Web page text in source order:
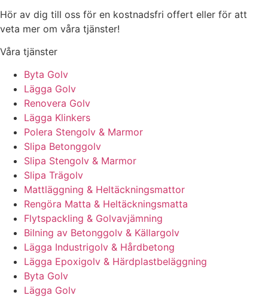
Hör av dig till oss för en kostnadsfri offert eller för att
veta mer om våra tjänster!
Våra tjänster
Byta Golv
Lägga Golv
Renovera Golv
Lägga Klinkers
Polera Stengolv & Marmor
Slipa Betonggolv
Slipa Stengolv & Marmor
Slipa Trägolv
Mattläggning & Heltäckningsmattor
Rengöra Matta & Heltäckningsmatta
Flytspackling & Golvavjämning
Bilning av Betonggolv & Källargolv
Lägga Industrigolv & Hårdbetong
Lägga Epoxigolv & Härdplastbeläggning
Byta Golv
Lägga Golv